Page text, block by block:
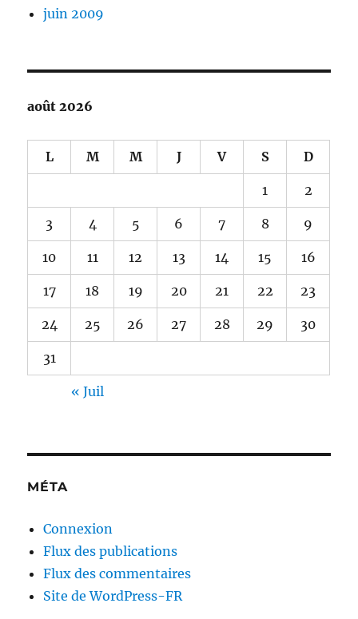
juin 2009
août 2026
L M M J V S D
1 2
3 4 5 6 7 8 9
10 11 12 13 14 15 16
17 18 19 20 21 22 23
24 25 26 27 28 29 30
31
« Juil
MÉTA
Connexion
Flux des publications
Flux des commentaires
Site de WordPress-FR